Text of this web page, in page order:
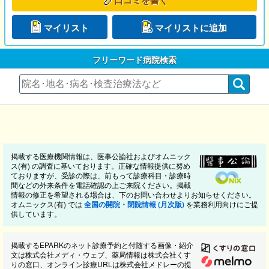
マイリスト マイリストに追加
フリーワード病院検索
掲載する医療機関情報は、医事公論社およびオムニック
ス(有) の調査に基いております。正確な情報提供に努め
ておりますが、受診の際は、前もって診療科目・診療時
間などの外来条件を電話確認の上ご来院ください。掲載
情報の修正を希望される場合は、下のお問い合わせよりお知らせください。
オムニックス(有) では 全国の開院・閉院情報 (月次版) を業務利用向けにご提
供しています。
掲載するEPARKのネット診療予約と付随する画像・紹介
文は株式会社メディ・ウェブ、薬局情報は株式会社くす
りの窓口、オンライン診療URLは株式会社メドレーの提